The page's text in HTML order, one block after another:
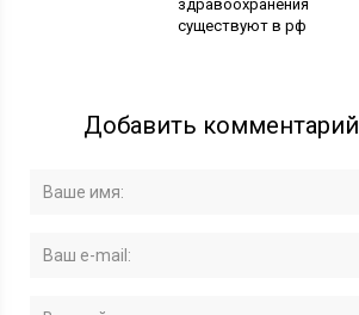
здравоохранения
существуют в рф
Добавить комментарий